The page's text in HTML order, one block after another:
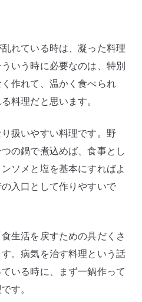
れている時は、凝った料理
いう時に必要なのは、特別
作れて、温かく食べられ
料理だと思います。
扱いやすい料理です。野
の鍋で煮込めば、食事とし
ソメと塩を基本にすればよ
入口として作りやすいで
生活を戻すための具だくさ
。病気を治す料理という話
いる時に、まず一鍋作って
す。